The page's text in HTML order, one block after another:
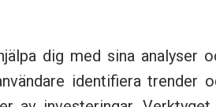
dig med sina analyser
identifiera trender